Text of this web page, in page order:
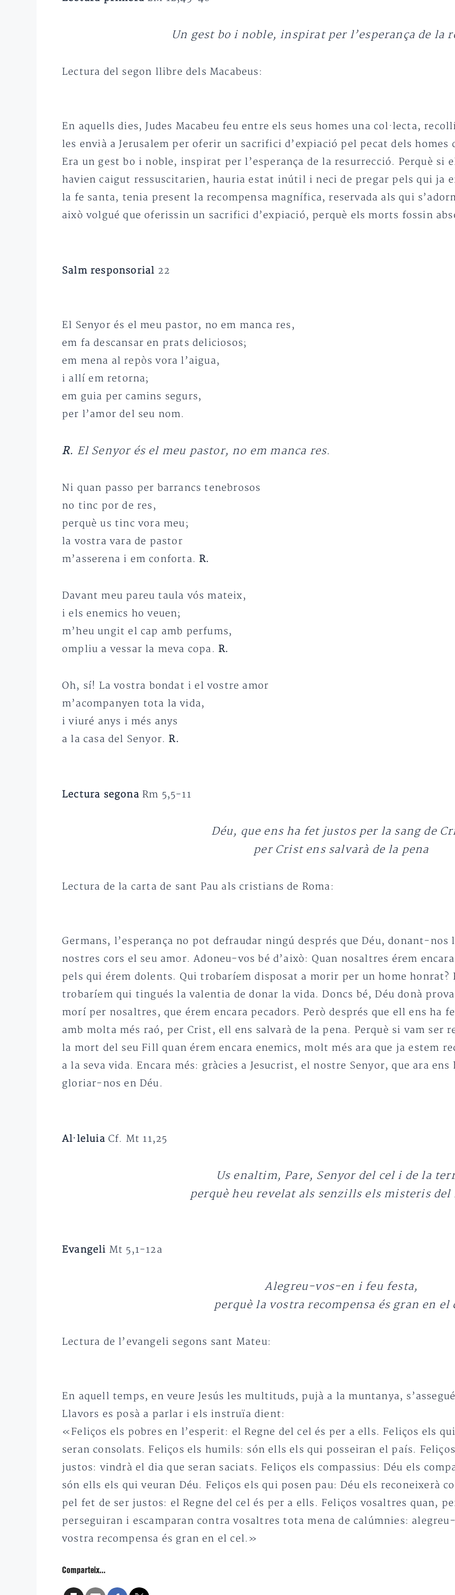
Un gest bo i noble, inspirat per l’esperança de la
Lectura del segon llibre dels Macabeus:
En aquells dies, Judes Macabeu feu entre els seus homes una col·lecta,
les envià a Jerusalem per oferir un sacrifici d’expiació pel pecat dels
Era un gest bo i noble, inspirat per l’esperança de la resurrecció. Perquè si
havien caigut ressuscitarien, hauria estat inútil i neci de pregar pels qui ja
la fe santa, tenia present la recompensa magnífica, reservada als qui
això volgué que oferissin un sacrifici d’expiació, perquè els morts fossin
Salm responsorial 22
El Senyor és el meu pastor, no em manca res,
em fa descansar en prats deliciosos;
em mena al repòs vora l’aigua,
i allí em retorna;
em guia per camins segurs,
per l’amor del seu nom.
R. El Senyor és el meu pastor, no em manca res.
Ni quan passo per barrancs tenebrosos
no tinc por de res,
perquè us tinc vora meu;
la vostra vara de pastor
m’asserena i em conforta.R.
Davant meu pareu taula vós mateix,
i els enemics ho veuen;
m’heu ungit el cap amb perfums,
ompliu a vessar la meva copa. R.
Oh, sí! La vostra bondat i el vostre amor
m’acompanyen tota la vida,
i viuré anys i més anys
a la casa del Senyor. R.
Lectura segona Rm 5,5-11
Déu, que ens ha fet justos per la sang de
per Crist ens salvarà de la pena
Lectura de la carta de sant Pau als cristians de Roma:
Germans, l’esperança no pot defraudar ningú després que Déu, donant-nos
nostres cors el seu amor. Adoneu-vos bé d’això: Quan nosaltres érem
pels qui érem dolents. Qui trobaríem disposat a morir per un home honrat?
trobaríem qui tingués la valentia de donar la vida. Doncs bé, Déu donà
morí per nosaltres, que érem encara pecadors. Però després que ell ens ha
amb molta més raó, per Crist, ell ens salvarà de la pena. Perquè si vam ser
la mort del seu Fill quan érem encara enemics, molt més ara que ja estem
a la seva vida. Encara més: gràcies a Jesucrist, el nostre Senyor, que ara
gloriar-nos en Déu.
Al·leluia Cf. Mt 11,25
Us enaltim, Pare, Senyor del cel i de la
perquè heu revelat als senzills els misteris del
Evangeli Mt 5,1-12a
Alegreu-vos-en i feu festa,
perquè la vostra recompensa és gran en el
Lectura de l’evangeli segons sant Mateu:
En aquell temps, en veure Jesús les multituds, pujà a la muntanya,
Llavors es posà a parlar i els instruïa dient:
«Feliços els pobres en l’esperit: el Regne del cel és per a ells. Feliços els
seran consolats. Feliços els humils: són ells els qui posseiran el país.
justos: vindrà el dia que seran saciats. Feliços els compassius: Déu els
són ells els qui veuran Déu. Feliços els qui posen pau: Déu els reconeixerà
pel fet de ser justos: el Regne del cel és per a ells. Feliços vosaltres quan,
perseguiran i escamparan contra vosaltres tota mena de calúmnies:
vostra recompensa és gran en el cel.»
Comparteix...